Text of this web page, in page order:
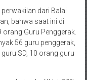
dari Balai
bahwa saat ini di
Guru Penggerak.
56 guru penggerak,
SD, 10 orang guru